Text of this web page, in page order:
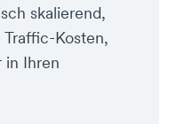
skalierend,
Kosten,
in Ihren